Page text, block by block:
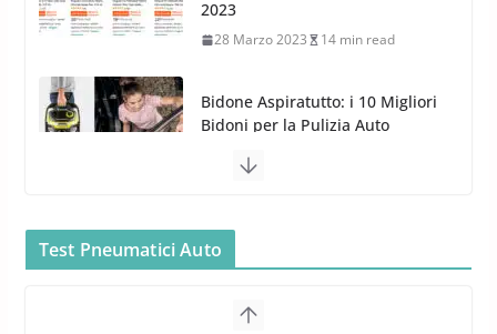
Bidone Aspiratutto: i 10 Migliori
Bidoni per la Pulizia Auto
MTM PF22.2: La Migliore Foam
Bullock entra nel mondo della
cura dell’Auto: la nuova linea
26 Marzo 2025
Test Pneumatici Auto
su Range Rover Sport D350 HST